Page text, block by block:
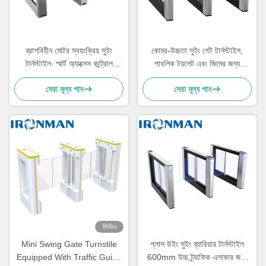
ব্রাশবিহীন মোটর স্বয়ংক্রিয় সুইং
টার্নস্টাইল∙ স্মার্ট অ্যাক্সেস কন্ট্রোল
বাণিজ্যিক ভবনের জন্য পথচারী বাধা গেট,
দ্রুত এবং নীরব অপারেশন
সেরা মূল্য পান
কোমর-উচ্চতা সুইং গেট টার্নস্টাইল,
পাবলিক টয়লেট এবং জিমের জন্য
গ্যালভানাইজড স্টিল শীট লেজার লোগো
সহ প্রবেশদ্বার
সেরা মূল্য পান
ভিডিও
Mini Swing Gate Turnstile
Equipped With Traffic Guide
গ্লাস উইং সুইং ব্যারিয়ার টার্নস্টাইল
600mm উচ্চ ট্র্যাফিক এলাকার জন্য